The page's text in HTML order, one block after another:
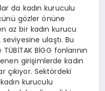
da kadın kuruculu
gözler önüne
az bir kadın kurucu
ulaştı. Bu
BİGG fonlarının
girişimlerde kadın
çıkıyor. Sektördeki
kuruculu